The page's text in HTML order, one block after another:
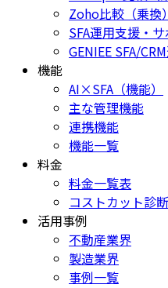
Zoho比較（乗換）
SFA運用支援・
GENIEE SFA/
機能
AI×SFA（機能）
主な管理機能
連携機能
機能一覧
料金
料金一覧表
コストカット診断
活用事例
不動産業界
製造業界
事例一覧